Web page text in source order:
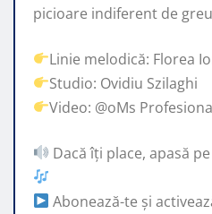
picioare indiferent de
Linie melodică: Florea
Studio: Ovidiu Szilaghi
Video: @oMs
Dacă îți place, apasă pe
Abonează-te și